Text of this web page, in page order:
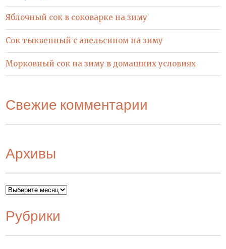
Яблочный сок в соковарке на зиму
Сок тыквенный с апельсином на зиму
Морковный сок на зиму в домашних условиях
Свежие комментарии
Архивы
Архивы
Рубрики